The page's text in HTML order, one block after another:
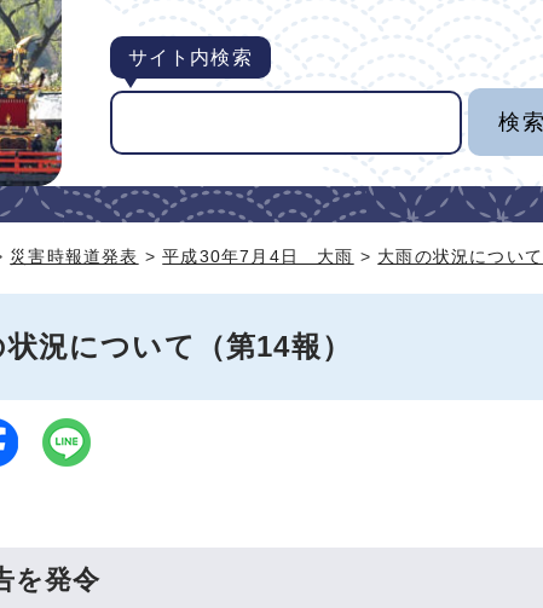
サイト内検索
災害時報道発表 >平成30年7月4日 大雨 > 大雨の状況につい
況について（第14報）
を発令